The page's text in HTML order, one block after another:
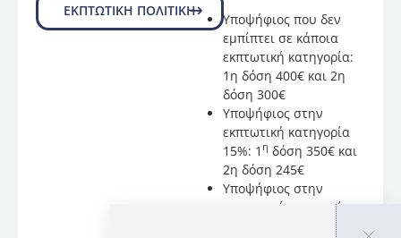
κλινικής
διατροφής
και
μεθοδολογίας
της
ιατρικής
έρευνας.
Μεταξύ
της
25μελούς
ΕΚΠΤΩΤΙΚΗ ΠΟΛΙΤΙΚΗ
Υποψήφιος που δεν
εμπίπτει σε κάποια
εκπτωτική κατηγορία:
1η δόση 400€ και 2η
δόση 300€
Υποψήφιος στην
εκπτωτική κατηγορία
15%: 1 η δόση 350€ και
2η δόση 245€
Υποψήφιος στην
εκπτωτική κατηγορία
δόση 300€ και